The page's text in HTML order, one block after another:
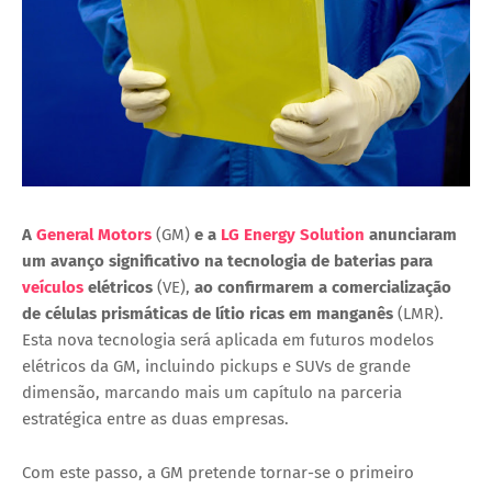
A General Motors (GM) e a LG Energy Solution anunciaram
um avanço significativo na tecnologia de baterias para
veículos elétricos (VE), ao confirmarem a comercialização
de células prismáticas de lítio ricas em manganês (LMR).
Esta nova tecnologia será aplicada em futuros modelos
elétricos da GM, incluindo pickups e SUVs de grande
dimensão, marcando mais um capítulo na parceria
estratégica entre as duas empresas.
Com este passo, a GM pretende tornar-se o primeiro